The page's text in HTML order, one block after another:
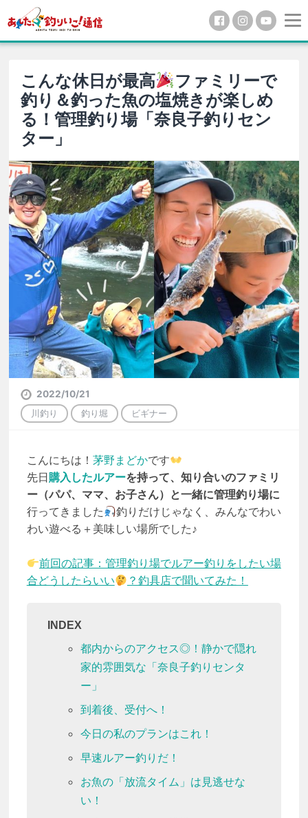
こんな休日が最高
ファミリーで
釣り＆釣った魚の塩焼きが楽しめ
る！管理釣り場「奈良子釣りセン
ター」
2022/10/21
川釣り
釣り堀 ビギナー
こんにちは！ 茅野まどかです
先日 購入したルアーを持って、知り合いのファミリ
ー（パパ、ママ、お子さん）と一緒に管理釣り場に
行ってきました
釣りだけじゃなく、みんなでわい
わい遊べる＋美味しい場所でした♪
前回の記事：管理釣り場でルアー釣りをしたい場
合どうしたらいい
？釣具店で聞いてみた！
INDEX
都内からのアクセス◎！静かで隠れ
家的雰囲気な「奈良子釣りセンタ
ー」
到着後、受付へ！
今日の私のプランはこれ！
早速ルアー釣りだ！
お魚の「放流タイム」は見逃せな
い！